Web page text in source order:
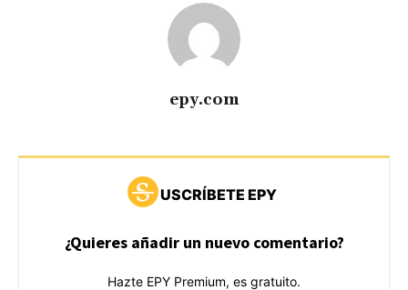
epy.com
USCRÍBETE EPY
¿Quieres añadir un nuevo comentario?
Hazte EPY Premium, es gratuito.